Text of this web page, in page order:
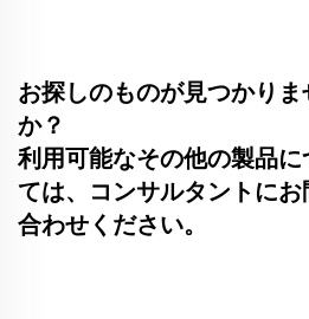
お探しのものが見つかりま
か？
利用可能なその他の製品に
ては、コンサルタントにお
合わせください。